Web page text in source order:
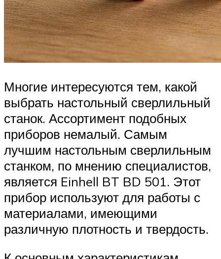
Многие интересуются тем, какой
выбрать настольный сверлильный
станок. Ассортимент подобных
приборов немалый. Самым
лучшим настольным сверлильным
станком, по мнению специалистов,
является Einhell BT BD 501. Этот
прибор используют для работы с
материалами, имеющими
различную плотность и твердость.